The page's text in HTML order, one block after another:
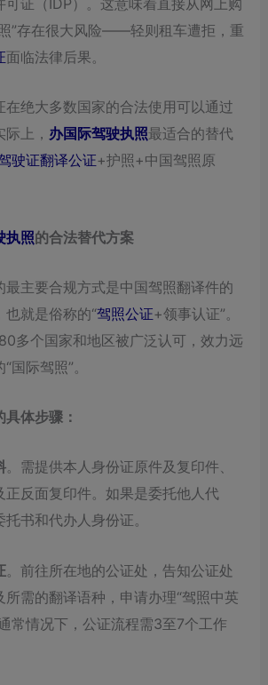
可证（IDP）。这意味着直接从网上购
”存在很大风险——轻则租车遭拒，重
面临法律后果。
在绝大多数国家的合法使用可以通过
上， 办国际驾驶执照最适合的替代
驶证翻译公证+护照+中国驾照原
执照的合法替代方案
最主要合规方式是中国驾照翻译件的
也就是俗称的“驾照公证+领事认证”。
多个国家和地区被广泛认可，效力远
国际驾照”。
体步骤：
。需提供本人身份证原件及复印件、
正反面复印件。如果是委托他人代
书和代办人身份证。
。前往所在地的公证处，告知公证处
需的翻译语种，申请办理“驾照中英
常情况下，公证流程需3至7个工作